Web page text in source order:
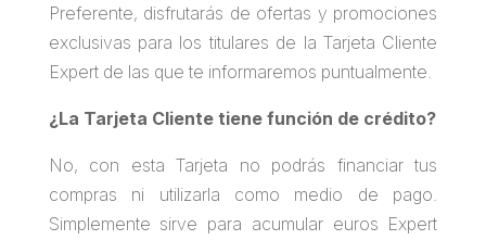
Preferente, disfrutarás de ofertas y promociones
exclusivas para los titulares de la Tarjeta Cliente
Expert de las que te informaremos puntualmente.
¿La Tarjeta Cliente tiene función de crédito?
No, con esta Tarjeta no podrás financiar tus
compras ni utilizarla como medio de pago.
Simplemente sirve para acumular euros Expert